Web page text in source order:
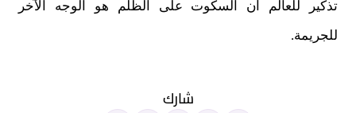
تذكير للعالم أن السكوت على الظلم هو الوجه الآخر
للجريمة.
شارك